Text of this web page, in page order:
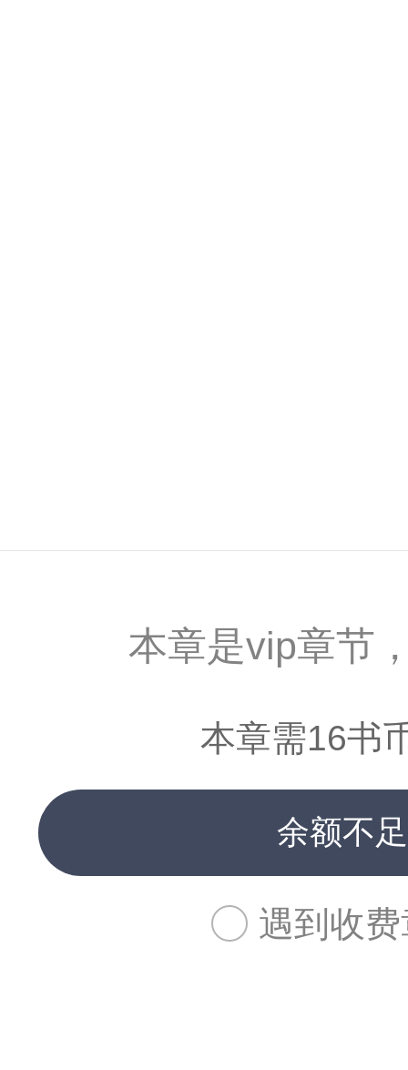
本章是vip章节
本章需16书
余额不
遇到收